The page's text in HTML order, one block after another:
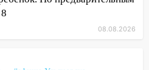
трамвай
фото
08.08.2026